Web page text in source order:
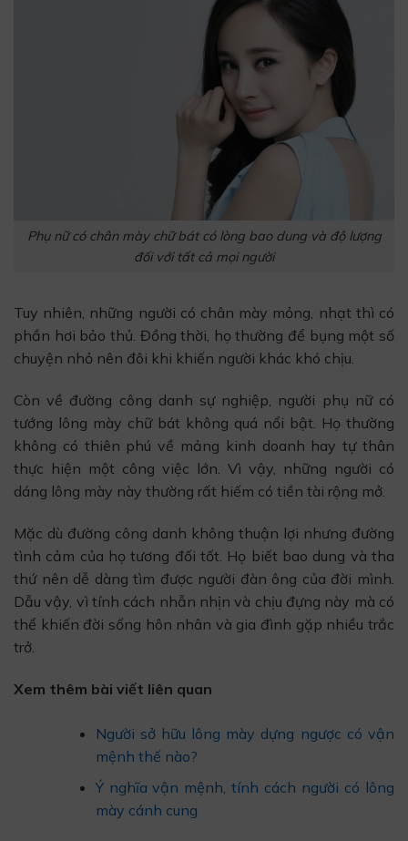
Phụ nữ có chân mày chữ bát có lòng bao dung và độ lượng
đối với tất cả mọi người
Tuy nhiên, những người có chân mày mỏng, nhạt thì có
phần hơi bảo thủ. Đồng thời, họ thường để bụng một số
chuyện nhỏ nên đôi khi khiến người khác khó chịu.
Còn về đường công danh sự nghiệp, người phụ nữ có
tướng lông mày chữ bát không quá nổi bật. Họ thường
không có thiên phú về mảng kinh doanh hay tự thân
thực hiện một công việc lớn. Vì vậy, những người có
dáng lông mày này thường rất hiếm có tiền tài rộng mở.
Mặc dù đường công danh không thuận lợi nhưng đường
tình cảm của họ tương đối tốt. Họ biết bao dung và tha
thứ nên dễ dàng tìm được người đàn ông của đời mình.
Dẫu vậy, vì tính cách nhẫn nhịn và chịu đựng này mà có
thể khiến đời sống hôn nhân và gia đình gặp nhiều trắc
trở.
Xem thêm bài viết liên quan
Người sở hữu lông mày dựng ngược có vận
mệnh thế nào?
Ý nghĩa vận mệnh, tính cách người có lông
mày cánh cung